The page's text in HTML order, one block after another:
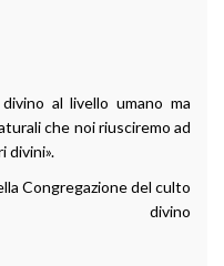
al livello umano ma
che noi riusciremo ad
divini».
Congregazione del culto
divino